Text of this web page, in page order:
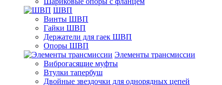
ШВП
Винты ШВП
Гайки ШВП
Держатели для гаек ШВП
Опоры ШВП
Элементы трансмиссии
Виброгасящие муфты
Втулки тапербуш
Двойные звездочки для однорядных цепей